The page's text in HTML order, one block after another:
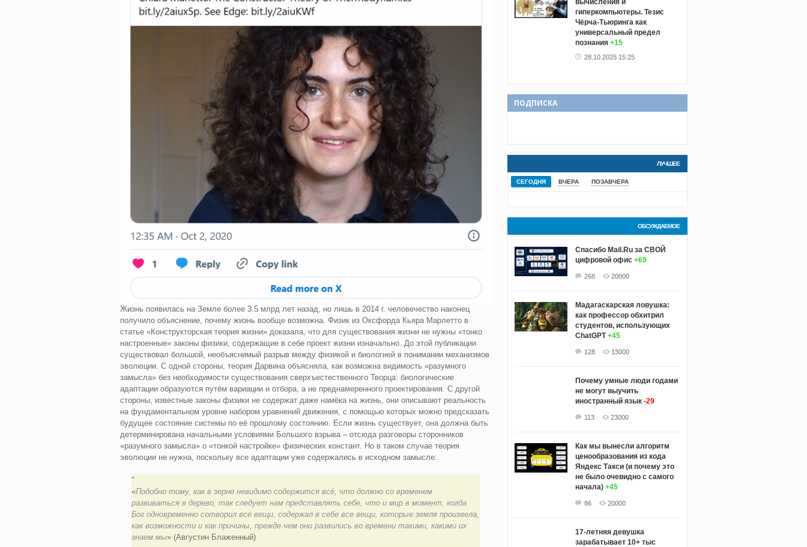
Жизнь появилась на Земле более 3.5 млрд лет назад, но лишь в 2014 г. человечество наконец
получило объяснение, почему жизнь вообще возможна. Физик из Оксфорда Кьяра Марлетто в
статье «Конструкторская теория жизни» доказала, что для существования жизни не нужны «тонко
настроенные» законы физики, содержащие в себе проект жизни изначально. До этой публикации
существовал большой, необъяснимый разрыв между физикой и биологией в понимании механизмов
эволюции. С одной стороны, теория Дарвина объясняла, как возможна видимость «разумного
замысла» без необходимости существования сверхъестественного Творца: биологические
адаптации образуются путём вариации и отбора, а не преднамеренного проектирования. С другой
стороны, известные законы физики не содержат даже намёка на жизнь, они описывают реальность
на фундаментальном уровне набором уравнений движения, с помощью которых можно предсказать
будущее состояние системы по её прошлому состоянию. Если жизнь существует, она должна быть
детерминирована начальными условиями Большого взрыва – отсюда разговоры сторонников
«разумного замысла» о «тонкой настройке» физических констант. Но в таком случае теория
эволюции не нужна, поскольку все адаптации уже содержались в исходном замысле:
«Подобно тому, как в зерне невидимо содержится всё, что должно со временем
развиваться в дерево, так следует нам представлять себе, что и мир в момент, когда
Бог одновременно сотворил все вещи, содержал в себе все вещи, которые земля произвела,
как возможности и как причины, прежде чем они развились во времени такими, какими их
знаем мы» (Августин Блаженный)
гиперкомпьютеры. Тезис
Чёрча-Тьюринга как
универсальный предел
познания +15
28.10.2025 15:25
ПОДПИСКА
ЛУЧШЕЕ
СЕГОДНЯ ВЧЕРА ПОЗАВЧЕРА
ОБСУЖДАЕМОЕ
Спасибо Mail.Ru за СВОЙ
цифровой офис +69
268 20000
Мадагаскарская ловушка:
как профессор обхитрил
студентов, использующих
ChatGPT +45
128 13000
Почему умные люди годами
не могут выучить
иностранный язык -29
113 23000
Как мы вынесли алгоритм
ценообразования из кода
Яндекс Такси (и почему это
не было очевидно с самого
начала) +45
86 20000
17-летняя девушка
зарабатывает 10+ тыс